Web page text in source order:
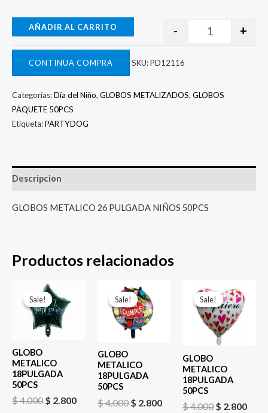
- +
AÑADIR AL CARRITO
CONTINUA COMPRA SKU:PD12116
Categorías:Día del Niño, GLOBOS METALIZADOS, GLOBOS
PAQUETE 50PCS
Etiqueta:PARTYDOG
Descripcion
GLOBOS METALICO 26 PULGADA NIÑOS 50PCS
Productos relacionados
Sale!
Sale!
GLOBO
METALICO
18PULGADA
50PCS
$4.000
El
precio
original
era:
$ 4.000.
$ 2.800
Sale!
Sale!
GLOBO
METALICO
18PULGADA
50PCS
$4.000
El
precio
original
era:
$ 4.000.
$ 2.800
Sale!
Sale!
GLOBO
METALICO
18PULGADA
50PCS
$4.000
precio
original
era:
$ 4.000.
$ 2.800